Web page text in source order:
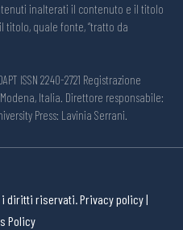
inalterati il contenuto e il titolo
titolo, quale fonte, “tratto da
ISSN 2240-2721 Registrazione
Italia. Direttore responsabile:
Press: Lavinia Serrani.
diritti riservati.Privacy policy|
Policy